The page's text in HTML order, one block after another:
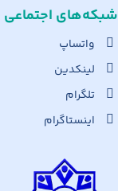
شبکه‌های اجت​ماعی
واتساپ
لینکدین
تلگرام
اینستاگرام